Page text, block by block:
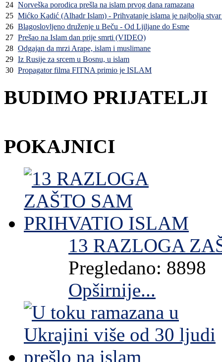
24 Norveška porodica prešla na islam prvog dana ramazana
25 Mićko Kadić (Alhadr Islam) - Prihvatanje islama je najbolja
26 Blagoslovljeno druženje u Beču - Od Ljiljane do Esme
27 Prešao na Islam dan prije smrti (VIDEO)
28 Odgajan da mrzi Arape, islam i muslimane
29 Iz Rusije za srcem u Bosnu, u islam
30 Propagator filma FITNA primio je ISLAM
BUDIMO PRIJATELJI
POKAJNICI
13 RAZLOGA
Pregledano: 8898
Opširnije...